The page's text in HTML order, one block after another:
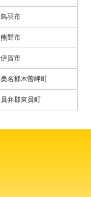
鳥羽市
熊野市
伊賀市
桑名郡木曽岬町
員弁郡東員町